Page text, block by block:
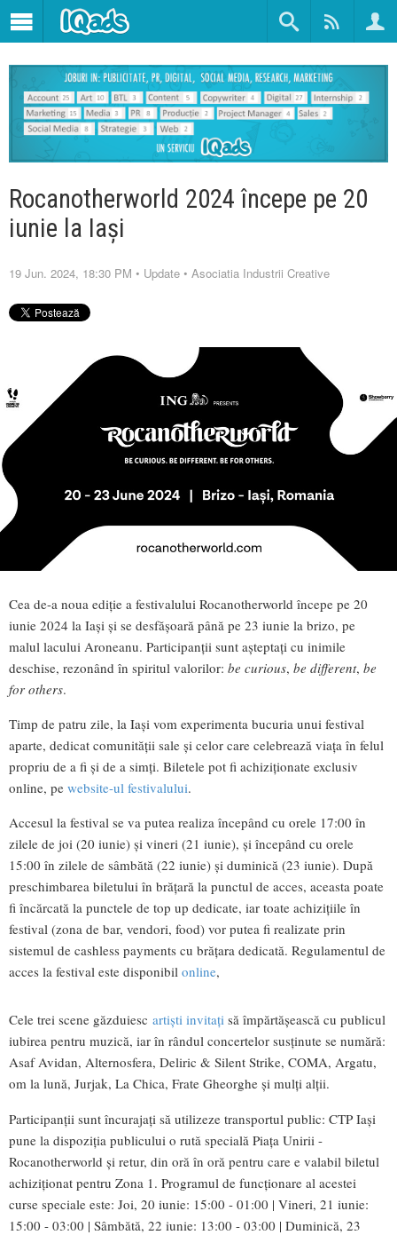
Rocanotherworld 2024 începe pe 20
iunie la Iași
19 Jun. 2024, 18:30 PM • Update • Asociatia Industrii Creative
Cea de-a noua ediție a festivalului Rocanotherworld începe pe 20
iunie 2024 la Iași și se desfășoară până pe 23 iunie la brizo, pe
malul lacului Aroneanu. Participanții sunt așteptați cu inimile
deschise, rezonând în spiritul valorilor: be curious, be different, be
for others.
Timp de patru zile, la Iași vom experimenta bucuria unui festival
aparte, dedicat comunității sale și celor care celebrează viața în felul
propriu de a fi și de a simți. Biletele pot fi achiziționate exclusiv
online, pe website-ul festivalului.
Accesul la festival se va putea realiza începând cu orele 17:00 în
zilele de joi (20 iunie) și vineri (21 iunie), și începând cu orele
15:00 în zilele de sâmbătă (22 iunie) și duminică (23 iunie). După
preschimbarea biletului în brățară la punctul de acces, aceasta poate
fi încărcată la punctele de top up dedicate, iar toate achizițiile în
festival (zona de bar, vendori, food) vor putea fi realizate prin
sistemul de cashless payments cu brățara dedicată. Regulamentul de
acces la festival este disponibil online,
Cele trei scene găzduiesc artiști invitați să împărtășească cu publicul
iubirea pentru muzică, iar în rândul concertelor susținute se numără:
Asaf Avidan, Alternosfera, Deliric & Silent Strike, COMA, Argatu,
om la lună, Jurjak, La Chica, Frate Gheorghe și mulți alții.
Participanții sunt încurajați să utilizeze transportul public: CTP Iași
pune la dispoziția publicului o rută specială Piața Unirii -
Rocanotherworld și retur, din oră în oră pentru care e valabil biletul
achiziționat pentru Zona 1. Programul de funcționare al acestei
curse speciale este: Joi, 20 iunie: 15:00 - 01:00 | Vineri, 21 iunie:
15:00 - 03:00 | Sâmbătă, 22 iunie: 13:00 - 03:00 | Duminică, 23